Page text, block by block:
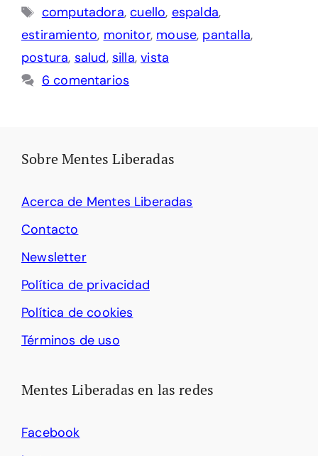
Etiquetas
computadora,cuello, espalda,
estiramiento, monitor, mouse, pantalla,
postura, salud, silla,vista
6 comentarios
Sobre Mentes Liberadas
Acerca de Mentes Liberadas
Contacto
Newsletter
Política de privacidad
Política de cookies
Términos de uso
Mentes Liberadas en las redes
Facebook